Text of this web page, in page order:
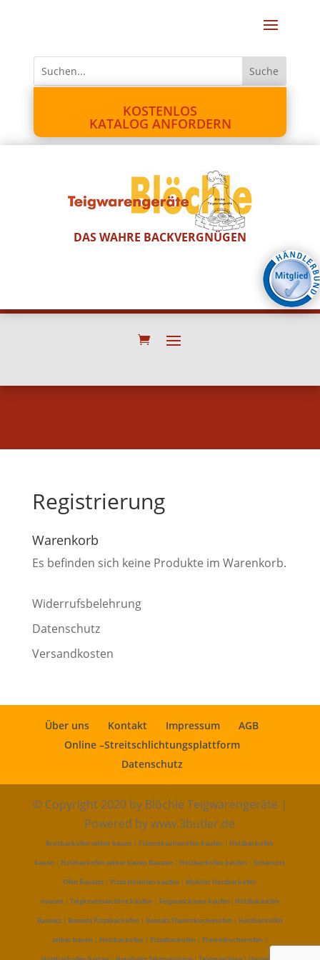
KOSTENLOS
KATALOG ANFORDERN
DAS WAHRE BACKVERGNÜGEN
Registrierung
Warenkorb
Es befinden sich keine Produkte im Warenkorb.
Widerrufsbelehrung
Datenschutz
Versandkosten
Über uns Kontakt Impressum
AGB
Online –Streitschlichtungsplattform
Datenschutz
© Copyright 2020 by Blöchle Teigwarengeräte |
Powered by www.3butler.de
Brotbackofen selber bauen | Flammkuchenofen kaufen | Holzbackofen
bauen | Holzbackofen selber bauen Bausatz | Holzbackofen kaufen |Schamott
Ofen Bausatz | Pizza Holzofen kaufen | Mobiler Holzbackofen
mieten| Teigknetmaschine kaufen| Teigmaschinen kaufen| Holzbackofen
Bausatz| Bausatz Pizzabackofen| Bausatz Flammkuchenofen| Holzbackofen
selber bauen| Holzbackofen| Pizzabackofen| Flammkuchenofen|